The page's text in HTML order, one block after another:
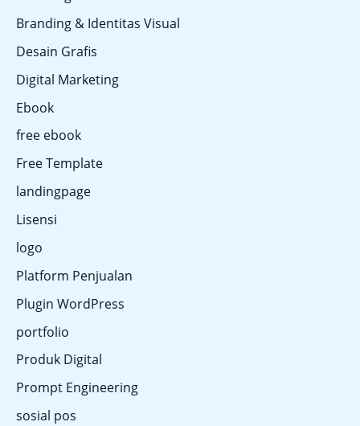
Branding & Identitas Visual
Desain Grafis
Digital Marketing
Ebook
free ebook
Free Template
landingpage
Lisensi
logo
Platform Penjualan
Plugin WordPress
portfolio
Produk Digital
Prompt Engineering
sosial pos